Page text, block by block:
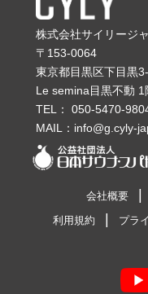
株式会社サイリージ
〒153-0064
東京都目黒区下目黒
Le semina目黒不動 1
TEL： 050-5470-
MAIL： info@g.cyly-
会社概要
利用規約
プラ